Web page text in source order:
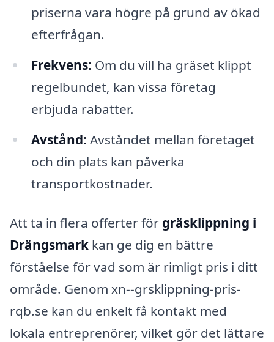
priserna vara högre på grund av ökad
efterfrågan.
Frekvens: Om du vill ha gräset klippt
regelbundet, kan vissa företag
erbjuda rabatter.
Avstånd: Avståndet mellan företaget
och din plats kan påverka
transportkostnader.
Att ta in flera offerter för gräsklippning i
Drängsmark kan ge dig en bättre
förståelse för vad som är rimligt pris i ditt
område. Genom xn--grsklippning-pris-
rqb.se kan du enkelt få kontakt med
lokala entreprenörer, vilket gör det lättare